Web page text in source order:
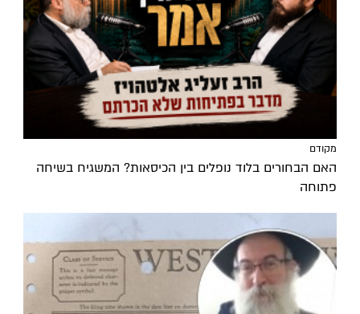
מקודם
האם הבחורים בלוד נופלים בין הכיסאות? המשגיח בשיחה
פתוחה